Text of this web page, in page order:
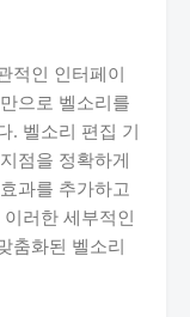
적인 인터페이
으로 벨소리를
. 벨소리 편집 기
점을 정확하게
과를 추가하고
러한 세부적인
춤화된 벨소리